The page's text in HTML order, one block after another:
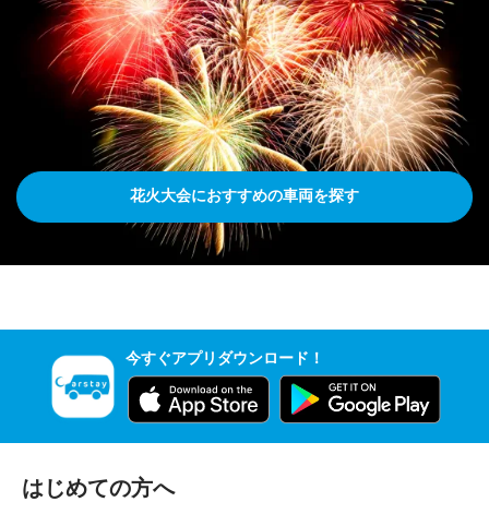
花火大会におすすめの車両を探す
今すぐアプリダウンロード！
はじめての方へ